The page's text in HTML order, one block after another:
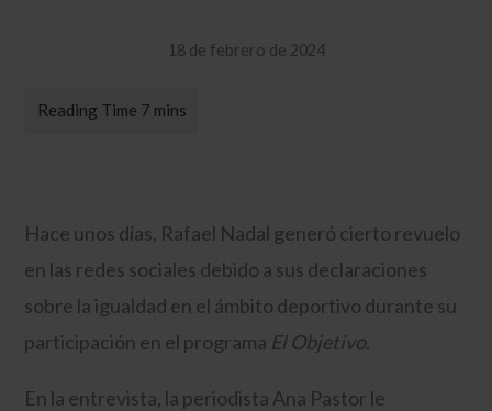
18 de febrero de 2024
Hace unos días, Rafael Nadal generó cierto revuelo
en las redes sociales debido a sus declaraciones
sobre la igualdad en el ámbito deportivo durante su
participación en el programa El Objetivo.
En la entrevista, la periodista Ana Pastor le